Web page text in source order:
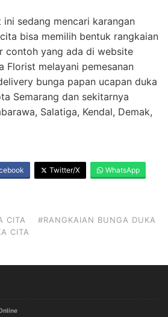
ini sedang mencari karangan
bisa memilih bentuk rangkaian
contoh yang ada di website
Florist melayani pemesanan
bunga papan ucapan duka
Semarang dan sekitarnya
Salatiga, Kendal, Demak,
Twitter/X WhatsApp
CITA
#RANGKAIAN BUNGA DUKA
CITA